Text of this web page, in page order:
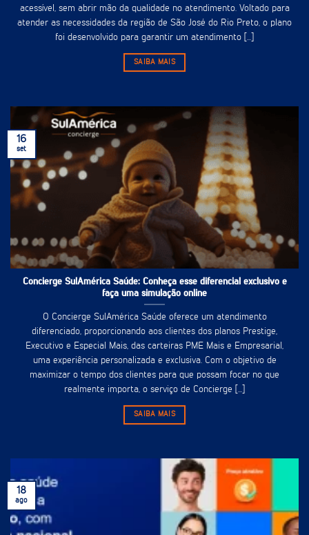
acessível, sem abrir mão da qualidade no atendimento. Voltado para
atender as necessidades da região de São José do Rio Preto, o plano
foi desenvolvido para garantir um atendimento [...]
SAIBA MAIS
Concierge SulAmérica Saúde: Conheça esse diferencial exclusivo e
faça uma simulação online
O Concierge SulAmérica Saúde oferece um atendimento
diferenciado, proporcionando aos clientes dos planos Prestige,
Executivo e Especial Mais, das carteiras PME Mais e Empresarial,
uma experiência personalizada e exclusiva. Com o objetivo de
maximizar o tempo dos clientes para que possam focar no que
realmente importa, o serviço de Concierge [...]
SAIBA MAIS
16
set
18
ago